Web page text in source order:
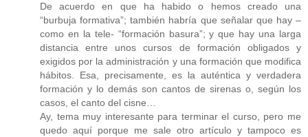
De acuerdo en que ha habido o hemos creado una
“burbuja formativa”; también habría que señalar que hay –
como en la tele- “formación basura”; y que hay una larga
distancia entre unos cursos de formación obligados y
exigidos por la administración y una formación que modifica
hábitos. Esa, precisamente, es la auténtica y verdadera
formación y lo demás son cantos de sirenas o, según los
casos, el canto del cisne…
Ay, tema muy interesante para terminar el curso, pero me
quedo aquí porque me sale otro artículo y tampoco es